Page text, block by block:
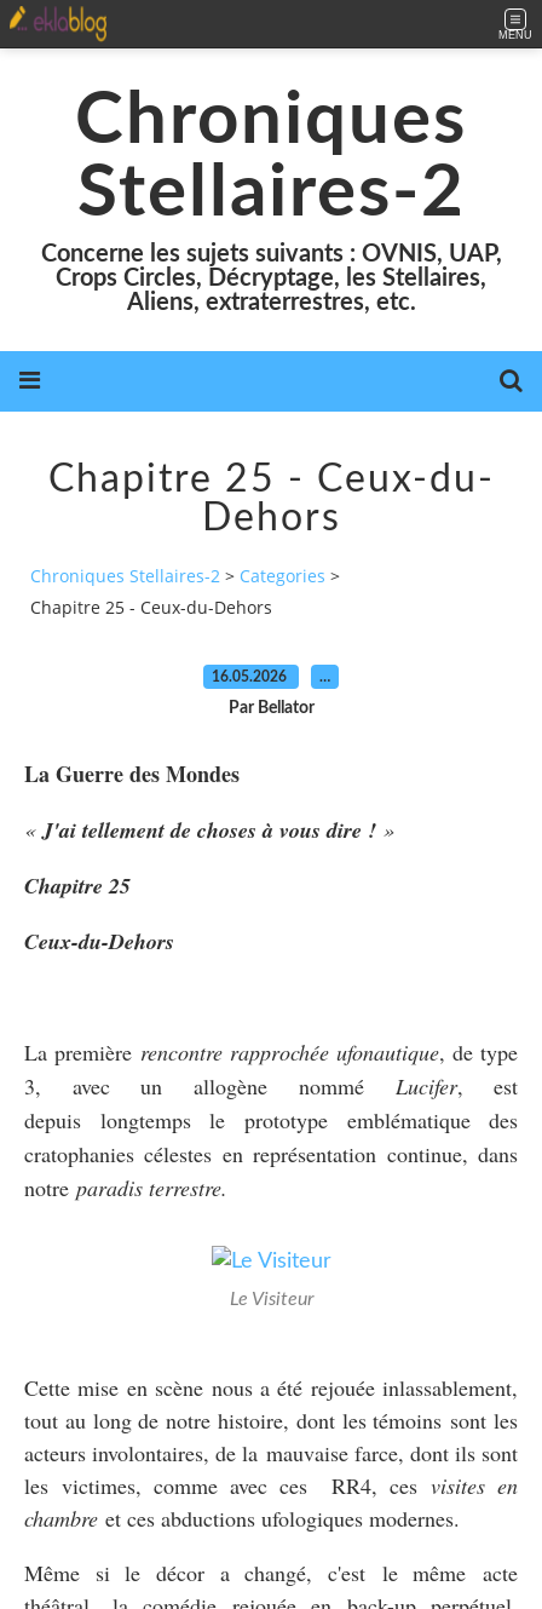
MENU
Chroniques
Stellaires-2
Concerne les sujets suivants : OVNIS, UAP,
Crops Circles, Décryptage, les Stellaires,
Aliens, extraterrestres, etc.
Chapitre 25 - Ceux-du-
Dehors
Chroniques Stellaires-2 > Categories >
Chapitre 25 - Ceux-du-Dehors
16.05.2026 …
Par Bellator
La Guerre des Mondes
« J'ai tellement de choses à vous dire ! »
Chapitre 25
Ceux-du-Dehors
La première rencontre rapprochée ufonautique, de type
3,
avec un allogène nommé Lucifer, est
depuis longtemps le prototype emblématique des
cratophanies célestes en représentation continue, dans
notre paradis terrestre.
Le Visiteur
Cette mise en scène nous a été rejouée inlassablement,
tout au long de notre histoire, dont les témoins sont les
acteurs involontaires, de la mauvaise farce, dont ils sont
les victimes, comme avec ces RR4, cesvisites en
chambre et ces abductions ufologiques modernes.
Même si le décor a changé, c'est le même acte